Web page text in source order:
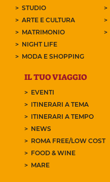
STUDIO
ARTE E CULTURA
MATRIMONIO
NIGHT LIFE
MODA E SHOPPING
IL TUO VIAGGIO
EVENTI
ITINERARI A TEMA
ITINERARI A TEMPO
NEWS
ROMA FREE/LOW COST
FOOD & WINE
MARE